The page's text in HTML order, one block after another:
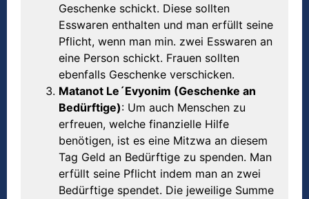
Geschenke schickt. Diese sollten
Esswaren enthalten und man erfüllt seine
Pflicht, wenn man min. zwei Esswaren an
eine Person schickt. Frauen sollten
ebenfalls Geschenke verschicken.
Matanot Le´Evyonim (Geschenke an
Bedürftige): Um auch Menschen zu
erfreuen, welche finanzielle Hilfe
benötigen, ist es eine Mitzwa an diesem
Tag Geld an Bedürftige zu spenden. Man
erfüllt seine Pflicht indem man an zwei
Bedürftige spendet. Die jeweilige Summe